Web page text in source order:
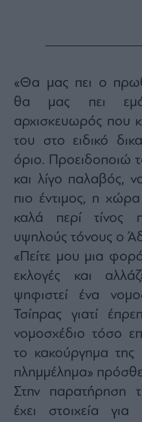
Mononews100
Εγγραφείτε
στο
Newsletter
mononews.gr
By
submitting
your
email,
you
agree
our
Terms
and
Privacy
Notice.
You
opt
at
any
«Θα μας πει ο
θα μας πει
αρχισκευωρός που
του στο ειδικό
όριο. Προειδοποιώ
και λίγο παλαβός,
πιο έντιμος, η χώρα
καλά περί τίνος
υψηλούς τόνους ο
«Πείτε μου μια
εκλογές και
ψηφιστεί ένα
Τσίπρας γιατί
νομοσχέδιο τόσο
το κακούργημα της
πλημμέλημα»
Στην παρατήρηση
έχει στοιχεία